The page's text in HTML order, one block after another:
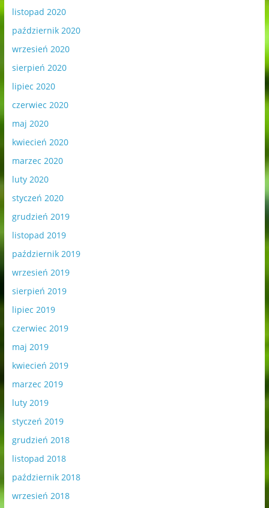
listopad 2020
październik 2020
wrzesień 2020
sierpień 2020
lipiec 2020
czerwiec 2020
maj 2020
kwiecień 2020
marzec 2020
luty 2020
styczeń 2020
grudzień 2019
listopad 2019
październik 2019
wrzesień 2019
sierpień 2019
lipiec 2019
czerwiec 2019
maj 2019
kwiecień 2019
marzec 2019
luty 2019
styczeń 2019
grudzień 2018
listopad 2018
październik 2018
wrzesień 2018